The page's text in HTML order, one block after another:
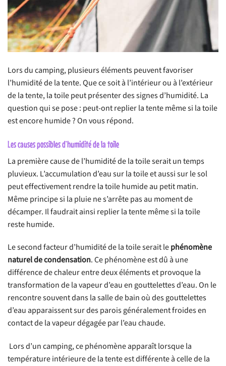
Lors du camping, plusieurs éléments peuvent favoriser
l’humidité de la tente. Que ce soit à l’intérieur ou à l’extérieur
de la tente, la toile peut présenter des signes d’humidité. La
question qui se pose : peut-ont replier la tente même si la toile
est encore humide ? On vous répond.
Les causes possibles d’humidité de la toile
La première cause de l’humidité de la toile serait un temps
pluvieux. L’accumulation d’eau sur la toile et aussi sur le sol
peut effectivement rendre la toile humide au petit matin.
Même principe si la pluie ne s’arrête pas au moment de
décamper. Il faudrait ainsi replier la tente même si la toile
reste humide.
Le second facteur d’humidité de la toile serait lephénomène
naturel de condensation. Ce phénomène est dû à une
différence de chaleur entre deux éléments et provoque la
transformation de la vapeur d’eau en gouttelettes d’eau. On le
rencontre souvent dans la salle de bain où des gouttelettes
d’eau apparaissent sur des parois généralement froides en
contact de la vapeur dégagée par l’eau chaude.
Lors d’un camping, ce phénomène apparaît lorsque la
température intérieure de la tente est différente à celle de la